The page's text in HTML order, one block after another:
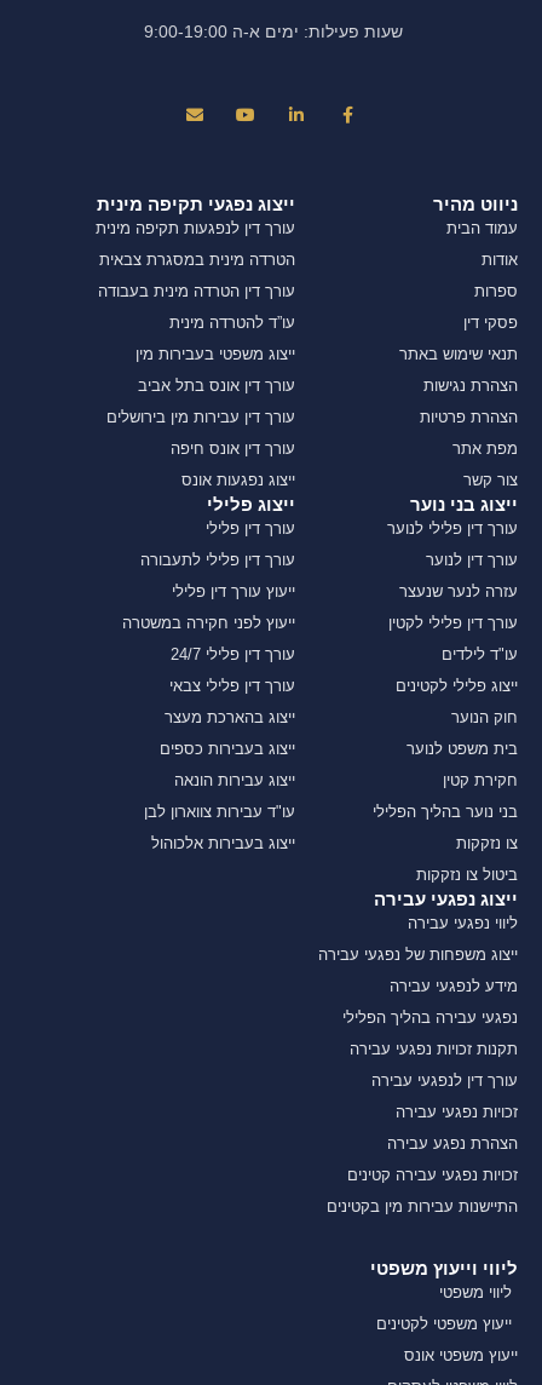
שעות פעילות: ימים א-ה 9:00-19:00
ניווט מהיר
עמוד הבית
אודות
ספרות
פסקי דין
תנאי שימוש באתר
הצהרת נגישות
הצהרת פרטיות
מפת אתר
צור קשר
ייצוג נפגעי תקיפה מינית
עורך דין לנפגעות תקיפה מינית
הטרדה מינית במסגרת צבאית
עורך דין הטרדה מינית בעבודה
עו”ד להטרדה מינית
ייצוג משפטי בעבירות מין
עורך דין אונס בתל אביב
עורך דין עבירות מין בירושלים
עורך דין אונס חיפה
ייצוג נפגעות אונס
ייצוג בני נוער
עורך דין פלילי לנוער
עורך דין לנוער
עזרה לנער שנעצר
עורך דין פלילי לקטין
עו"ד לילדים
ייצוג פלילי לקטינים
חוק הנוער
בית משפט לנוער
חקירת קטין
בני נוער בהליך הפלילי
צו נזקקות
ביטול צו נזקקות
ייצוג פלילי
עורך דין פלילי
עורך דין פלילי לתעבורה
ייעוץ עורך דין פלילי
ייעוץ לפני חקירה במשטרה
עורך דין פלילי 24/7
עורך דין פלילי צבאי
ייצוג בהארכת מעצר
ייצוג בעבירות כספים
ייצוג עבירות הונאה
עו"ד עבירות צווארון לבן
ייצוג בעבירות אלכוהול
ייצוג נפגעי עבירה
ליווי נפגעי עבירה
ייצוג משפחות של נפגעי עבירה
מידע לנפגעי עבירה
נפגעי עבירה בהליך הפלילי
תקנות זכויות נפגעי עבירה
עורך דין לנפגעי עבירה
זכויות נפגעי עבירה
הצהרת נפגע עבירה
זכויות נפגעי עבירה קטינים
התיישנות עבירות מין בקטינים
ליווי וייעוץ משפטי
ליווי משפטי
ייעוץ משפטי לקטינים
ייעוץ משפטי אונס